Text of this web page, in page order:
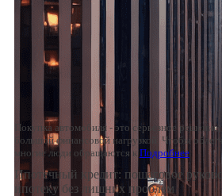
Покупка автомобиля - это серьезное
большой финансовой нагрузкой. Чтобы
многие люди обращаются к Подробнее
Ипотечный кредит: пошаговое
ипотеку без лишних проблем